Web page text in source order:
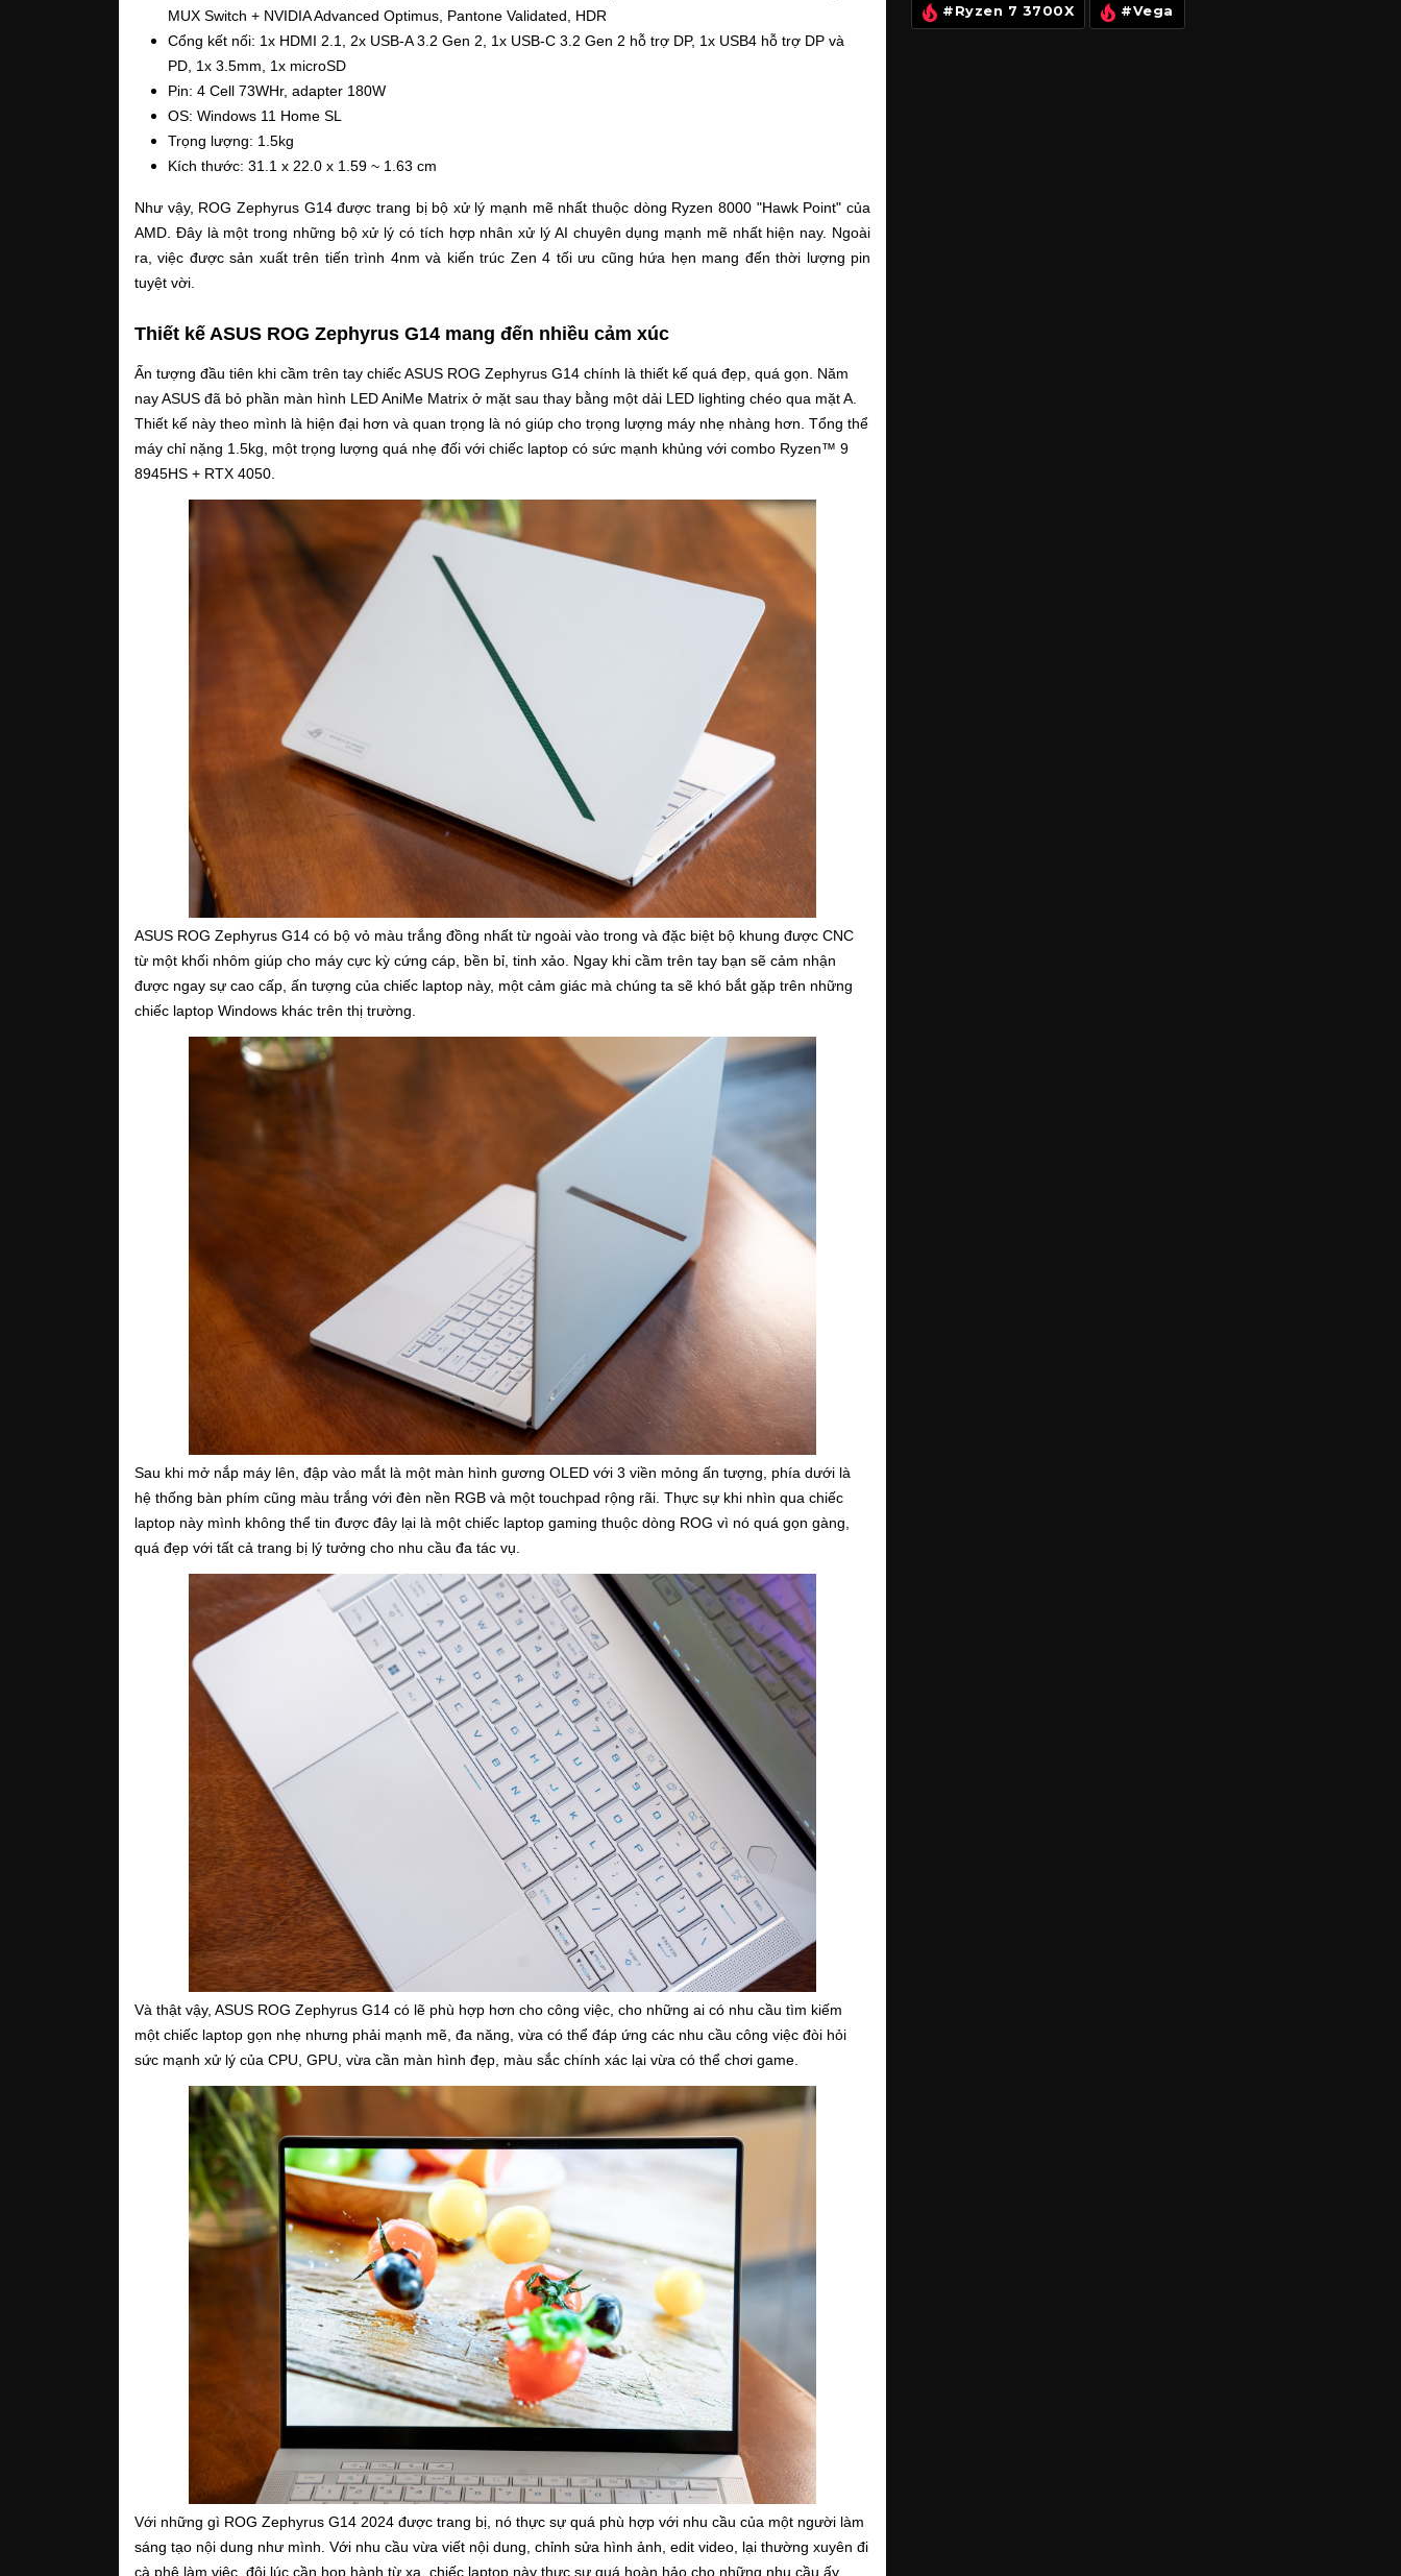
MUX Switch + NVIDIA Advanced Optimus, Pantone Validated, HDR
Cổng kết nối: 1x HDMI 2.1, 2x USB-A 3.2 Gen 2, 1x USB-C 3.2 Gen 2 hỗ trợ DP, 1x USB4 hỗ trợ DP và
PD, 1x 3.5mm, 1x microSD
Pin: 4 Cell 73WHr, adapter 180W
OS: Windows 11 Home SL
Trọng lượng: 1.5kg
Kích thước: 31.1 x 22.0 x 1.59 ~ 1.63 cm
Như vậy, ROG Zephyrus G14 được trang bị bộ xử lý mạnh mẽ nhất thuộc dòng Ryzen 8000 "Hawk Point" của
AMD. Đây là một trong những bộ xử lý có tích hợp nhân xử lý AI chuyên dụng mạnh mẽ nhất hiện nay. Ngoài
ra, việc được sản xuất trên tiến trình 4nm và kiến trúc Zen 4 tối ưu cũng hứa hẹn mang đến thời lượng pin
tuyệt vời.
Thiết kế ASUS ROG Zephyrus G14 mang đến nhiều cảm xúc
Ấn tượng đầu tiên khi cầm trên tay chiếc ASUS ROG Zephyrus G14 chính là thiết kế quá đẹp, quá gọn. Năm
nay ASUS đã bỏ phần màn hình LED AniMe Matrix ở mặt sau thay bằng một dải LED lighting chéo qua mặt A.
Thiết kế này theo mình là hiện đại hơn và quan trọng là nó giúp cho trọng lượng máy nhẹ nhàng hơn. Tổng thể
máy chỉ nặng 1.5kg, một trọng lượng quá nhẹ đối với chiếc laptop có sức mạnh khủng với combo Ryzen™ 9
8945HS + RTX 4050.
ASUS ROG Zephyrus G14 có bộ vỏ màu trắng đồng nhất từ ngoài vào trong và đặc biệt bộ khung được CNC
từ một khối nhôm giúp cho máy cực kỳ cứng cáp, bền bỉ, tinh xảo. Ngay khi cầm trên tay bạn sẽ cảm nhận
được ngay sự cao cấp, ấn tượng của chiếc laptop này, một cảm giác mà chúng ta sẽ khó bắt gặp trên những
chiếc laptop Windows khác trên thị trường.
Sau khi mở nắp máy lên, đập vào mắt là một màn hình gương OLED với 3 viền mỏng ấn tượng, phía dưới là
hệ thống bàn phím cũng màu trắng với đèn nền RGB và một touchpad rộng rãi. Thực sự khi nhìn qua chiếc
laptop này mình không thể tin được đây lại là một chiếc laptop gaming thuộc dòng ROG vì nó quá gọn gàng,
quá đẹp với tất cả trang bị lý tưởng cho nhu cầu đa tác vụ.
Và thật vậy, ASUS ROG Zephyrus G14 có lẽ phù hợp hơn cho công việc, cho những ai có nhu cầu tìm kiếm
một chiếc laptop gọn nhẹ nhưng phải mạnh mẽ, đa năng, vừa có thể đáp ứng các nhu cầu công việc đòi hỏi
sức mạnh xử lý của CPU, GPU, vừa cần màn hình đẹp, màu sắc chính xác lại vừa có thể chơi game.
Với những gì ROG Zephyrus G14 2024 được trang bị, nó thực sự quá phù hợp với nhu cầu của một người làm
sáng tạo nội dung như mình. Với nhu cầu vừa viết nội dung, chỉnh sửa hình ảnh, edit video, lại thường xuyên đi
cà phê làm việc, đôi lúc cần họp hành từ xa, chiếc laptop này thực sự quá hoàn hảo cho những nhu cầu ấy.
#Ryzen 7 3700X #Vega